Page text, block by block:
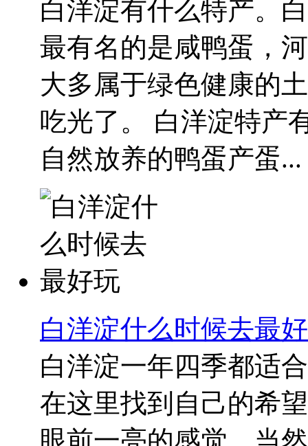
白洋淀有什么特产。
最有名的是咸鸭蛋，
大多属于绿色健康的
吃光了。 白洋淀特产
自然放养的鸭蛋产蛋...
白洋淀什么时候去最
白洋淀一年四季都适
在这里找到自己的希